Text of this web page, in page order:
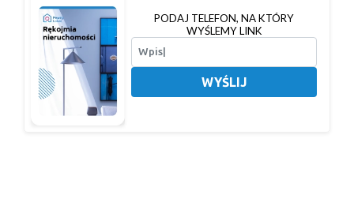
PODAJ TELEFON, NA KTÓRY
WYŚLEMY LINK
WYŚLIJ